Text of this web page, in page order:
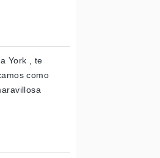
York , te
como